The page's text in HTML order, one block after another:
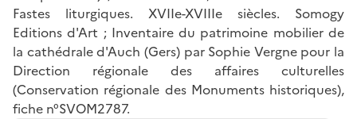
Fastes liturgiques. XVIIe-XVIIIe siècles. Somogy
Editions d'Art ; Inventaire du patrimoine mobilier de
la cathédrale d'Auch (Gers) par Sophie Vergne pour la
Direction régionale des affaires culturelles
(Conservation régionale des Monuments historiques),
fiche n°SVOM2787.